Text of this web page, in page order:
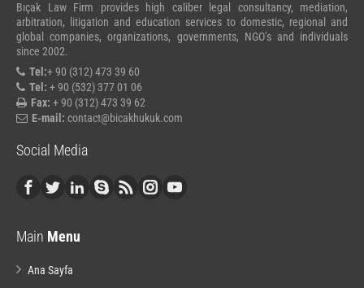
Bıçak Law Firm provides high caliber legal consultancy, mediation,
arbitration, litigation and education services to domestic, regional and
global companies, organizations, governments, NGO’s and individuals
since 2002.
Tel:+ 90 (312) 473 39 60
Tel: + 90 (532) 377 01 06
Fax: + 90 (312) 473 39 62
E-mail: contact@bicakhukuk.com
Social Media
Main Menu
Ana Sayfa